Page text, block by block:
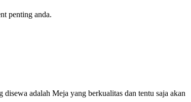
penting anda.
adalah Meja yang berkualitas dan tentu saja akan